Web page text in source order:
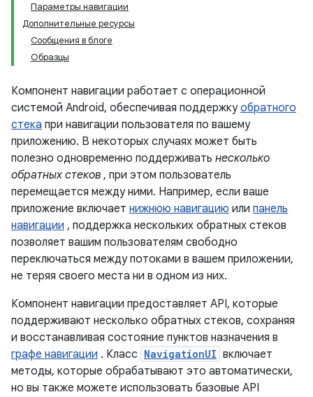
Параметры навигации
Дополнительные ресурсы
Сообщения в блоге
Образцы
Компонент навигации работает с операционной
системой Android, обеспечивая поддержкуобратного
стека при навигации пользователя по вашему
приложению. В некоторых случаях может быть
полезно одновременно поддерживать несколько
обратных стеков , при этом пользователь
перемещается между ними. Например, если ваше
приложение включает нижнюю навигацию или панель
навигации , поддержка нескольких обратных стеков
позволяет вашим пользователям свободно
переключаться между потоками в вашем приложении,
не теряя своего места ни в одном из них.
Компонент навигации предоставляет API, которые
поддерживают несколько обратных стеков, сохраняя
и восстанавливая состояние пунктов назначения в
графе навигации . Класс NavigationUI включает
методы, которые обрабатывают это автоматически,
но вы также можете использовать базовые API